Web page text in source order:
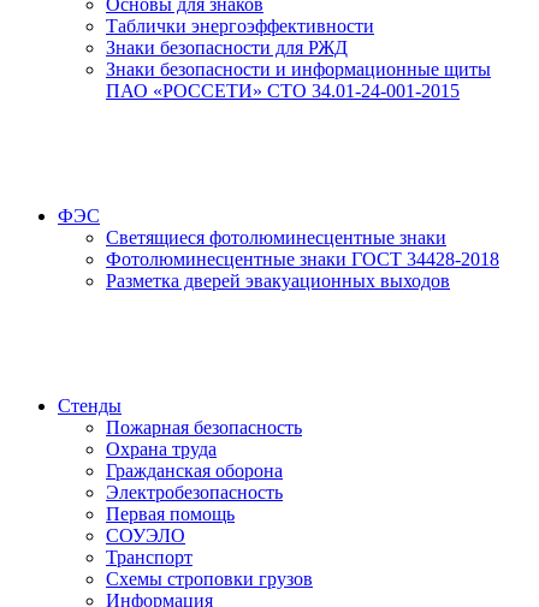
Основы для знаков
Таблички энергоэффективности
Знаки безопасности для РЖД
Знаки безопасности и информационные щиты
ПАО «РОССЕТИ» СТО 34.01-24-001-2015
ФЭС
Светящиеся фотолюминесцентные знаки
Фотолюминесцентные знаки ГОСТ 34428-2018
Разметка дверей эвакуационных выходов
Стенды
Пожарная безопасность
Охрана труда
Гражданская оборона
Электробезопасность
Первая помощь
СОУЭЛО
Транспорт
Схемы строповки грузов
Информация